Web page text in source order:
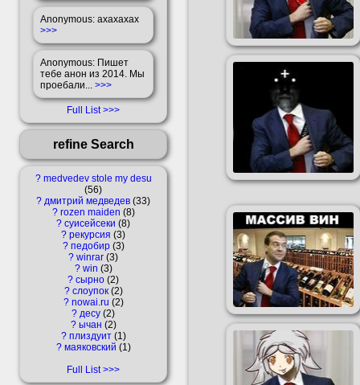
Anonymous: ахахахах
>>>
Anonymous: Пишет
тебе анон из 2014. Мы
проебали... >>>
Full List
refine Search
? medvedev stole my desu
56
? дмитрий медведев 33
? rozen maiden 8
? суисейсеки 8
? рекурсия 3
? педобир 3
? winrar 3
? win 3
? сырно 2
? слоупок 2
? nowai.ru 2
? десу 2
? ычан 2
? плиздуит 1
? маяковский 1
Full List